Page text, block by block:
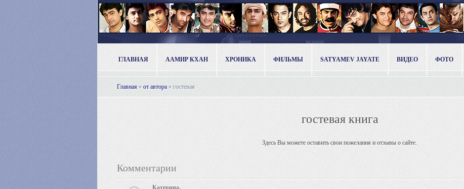
ГЛАВНАЯ ААМИР КХАН ХРОНИКА ФИЛЬМЫ SATYAMEV JAYATE ВИДЕО ФОТО
Главная » от автора » гостевая
гостевая книга
Здесь Вы можете оставить свои пожелания и отзывы о сайте.
Комментарии
Катерина.